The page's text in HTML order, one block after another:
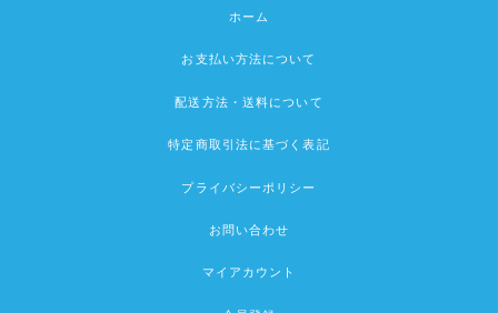
ホーム
お支払い方法について
配送方法・送料について
特定商取引法に基づく表記
プライバシーポリシー
お問い合わせ
マイアカウント